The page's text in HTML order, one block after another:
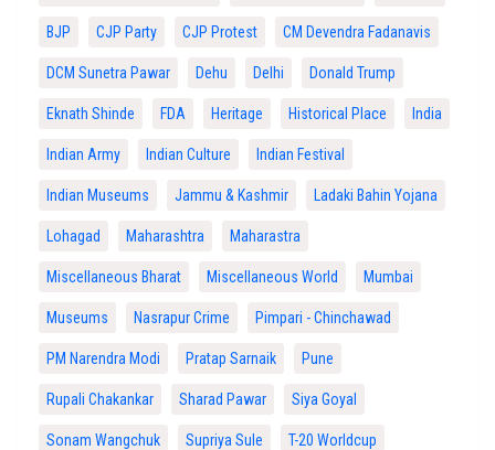
BJP CJP Party CJP Protest CM Devendra Fadanavis
DCM Sunetra Pawar Dehu Delhi Donald Trump
Eknath Shinde FDA Heritage Historical Place India
Indian Army Indian Culture Indian Festival
Indian Museums Jammu & Kashmir Ladaki Bahin Yojana
Lohagad Maharashtra Maharastra
Miscellaneous Bharat Miscellaneous World Mumbai
Museums Nasrapur Crime Pimpari - Chinchawad
PM Narendra Modi Pratap Sarnaik Pune
Rupali Chakankar Sharad Pawar Siya Goyal
Sonam Wangchuk Supriya Sule T-20 Worldcup